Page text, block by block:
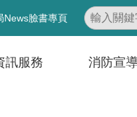
News臉書專頁
訊服務 消防宣導